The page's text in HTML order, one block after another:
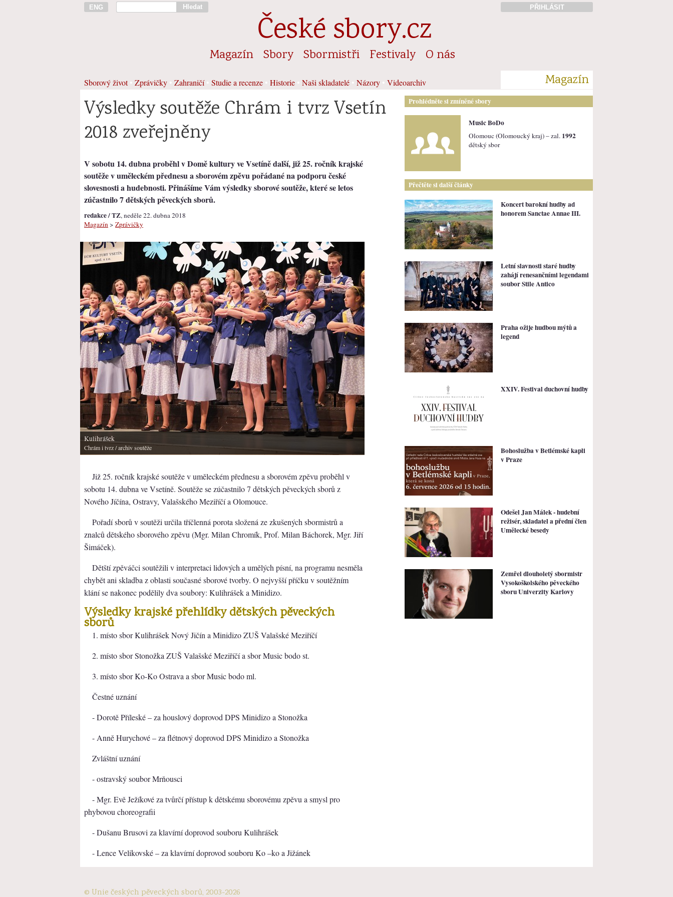
ENG Hledat PŘIHLÁSIT
České sbory.cz
Magazín Sbory Sbormistři Festivaly O nás
Sborový život• Zprávičky Zahraničí• Studie a recenze Historie Naši skladatelé Názory Videoarchiv Magazín
Výsledky soutěže Chrám i tvrz Vsetín
2018 zveřejněny
V sobotu 14. dubna proběhl v Domě kultury ve Vsetíně další, již 25. ročník krajské
soutěže v uměleckém přednesu a sborovém zpěvu pořádané na podporu české
slovesnosti a hudebnosti. Přinášíme Vám výsledky sborové soutěže, které se letos
zúčastnilo 7 dětských pěveckých sborů.
redakce / TZ, neděle 22. dubna 2018
Magazín > Zprávičky
Kulihrášek
Chrám i tvrz/ archiv soutěže
Již 25. ročník krajské soutěže v uměleckém přednesu a sborovém zpěvu proběhl v
sobotu 14. dubna ve Vsetíně. Soutěže se zúčastnilo 7 dětských pěveckých sborů z
Nového Jíčína, Ostravy, Valašského Meziříčí a Olomouce.
Pořadí sborů v soutěži určila tříčlenná porota složená ze zkušených sbormistrů a
znalců dětského sborového zpěvu (Mgr. Milan Chromík, Prof. Milan Báchorek, Mgr. Jiří
Šimáček).
Dětští zpěváčci soutěžili v interpretaci lidových a umělých písní, na programu nesměla
chybět ani skladba z oblasti současné sborové tvorby. O nejvyšší příčku v soutěžním
klání se nakonec podělily dva soubory: Kulihrášek a Minidizo.
Výsledky krajské přehlídky dětských pěveckých
sborů
1. místo sbor Kulihrášek Nový Jičín a Minidizo ZUŠ Valašské Meziříčí
2. místo sbor Stonožka ZUŠ Valašské Meziříčí a sbor Music bodo st.
3. místo sbor Ko-Ko Ostrava a sbor Music bodo ml.
Čestné uznání
- Dorotě Příleské – za houslový doprovod DPS Minidizo a Stonožka
- Anně Hurychové – za flétnový doprovod DPS Minidizo a Stonožka
Zvláštní uznání
- ostravský soubor Mrňousci
- Mgr. Evě Ježíkové za tvůrčí přístup k dětskému sborovému zpěvu a smysl pro
phybovou choreografii
- Dušanu Brusovi za klavírní doprovod souboru Kulihrášek
- Lence Velikovské – za klavírní doprovod souboru Ko –ko a Jižánek
Prohlédněte si zmíněné sbory
Music BoDo
Olomouc (Olomoucký kraj) – zal. 1992
dětský sbor
Přečtěte si další články
Koncert barokní hudby ad
honorem Sanctae Annae III.
Letní slavnosti staré hudby
zahájí renesančními legendami
soubor Stile Antico
Praha ožije hudbou mýtů a
legend
XXIV. Festival duchovní hudby
Bohoslužba v Betlémské kapli
v Praze
Odešel Jan Málek - hudební
režisér, skladatel a přední člen
Umělecké besedy
Zemřel dlouholetý sbormistr
Vysokoškolského pěveckého
sboru Univerzity Karlovy
© Unie českých pěveckých sborů, 2003-2026